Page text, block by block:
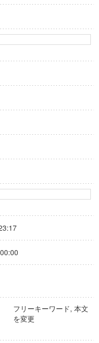
フリーキーワード, 本文
を変更